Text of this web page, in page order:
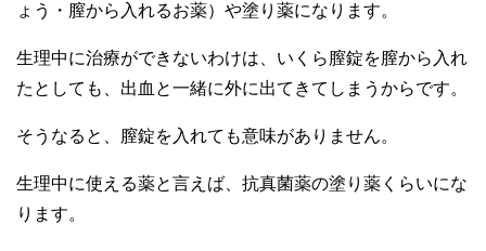
ょう・膣から入れるお薬）や塗り薬になります。
生理中に治療ができないわけは、いくら膣錠を膣から入れ
たとしても、出血と一緒に外に出てきてしまうからです。
そうなると、膣錠を入れても意味がありません。
生理中に使える薬と言えば、抗真菌薬の塗り薬くらいにな
ります。